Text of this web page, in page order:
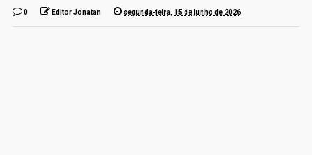
0 Editor Jonatan segunda-feira, 15 de junho de 2026